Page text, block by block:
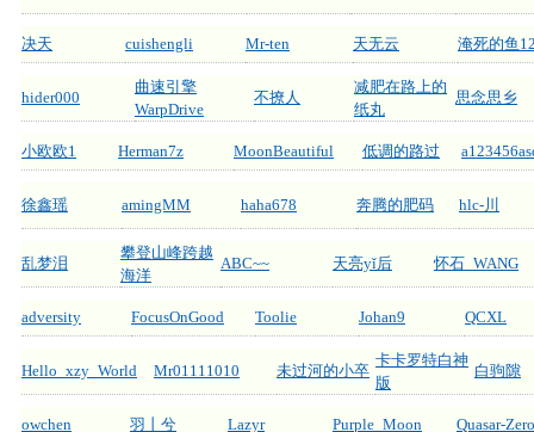
决天 cuishengli Mr-ten 天无云 淹死的鱼
hider000
曲速引擎
WarpDrive
不撩人
减肥在路上的
纸丸
思念思乡
小欧欧1 Herman7z MoonBeautiful 低调的路过
徐鑫瑶 amingMM haha678 奔腾的肥码 hlc-川
乱梦泪
攀登山峰跨越
海洋
ABC~~ 天亮yǐ后 怀石_WANG
adversity FocusOnGood Toolie Johan9 QCXL
Hello_xzy_World Mr01111010 未过河的小卒
卡卡罗特白神
版
白驹隙
owchen 羽丨兮 Lazyr Purple_Moon Quasar-Zero